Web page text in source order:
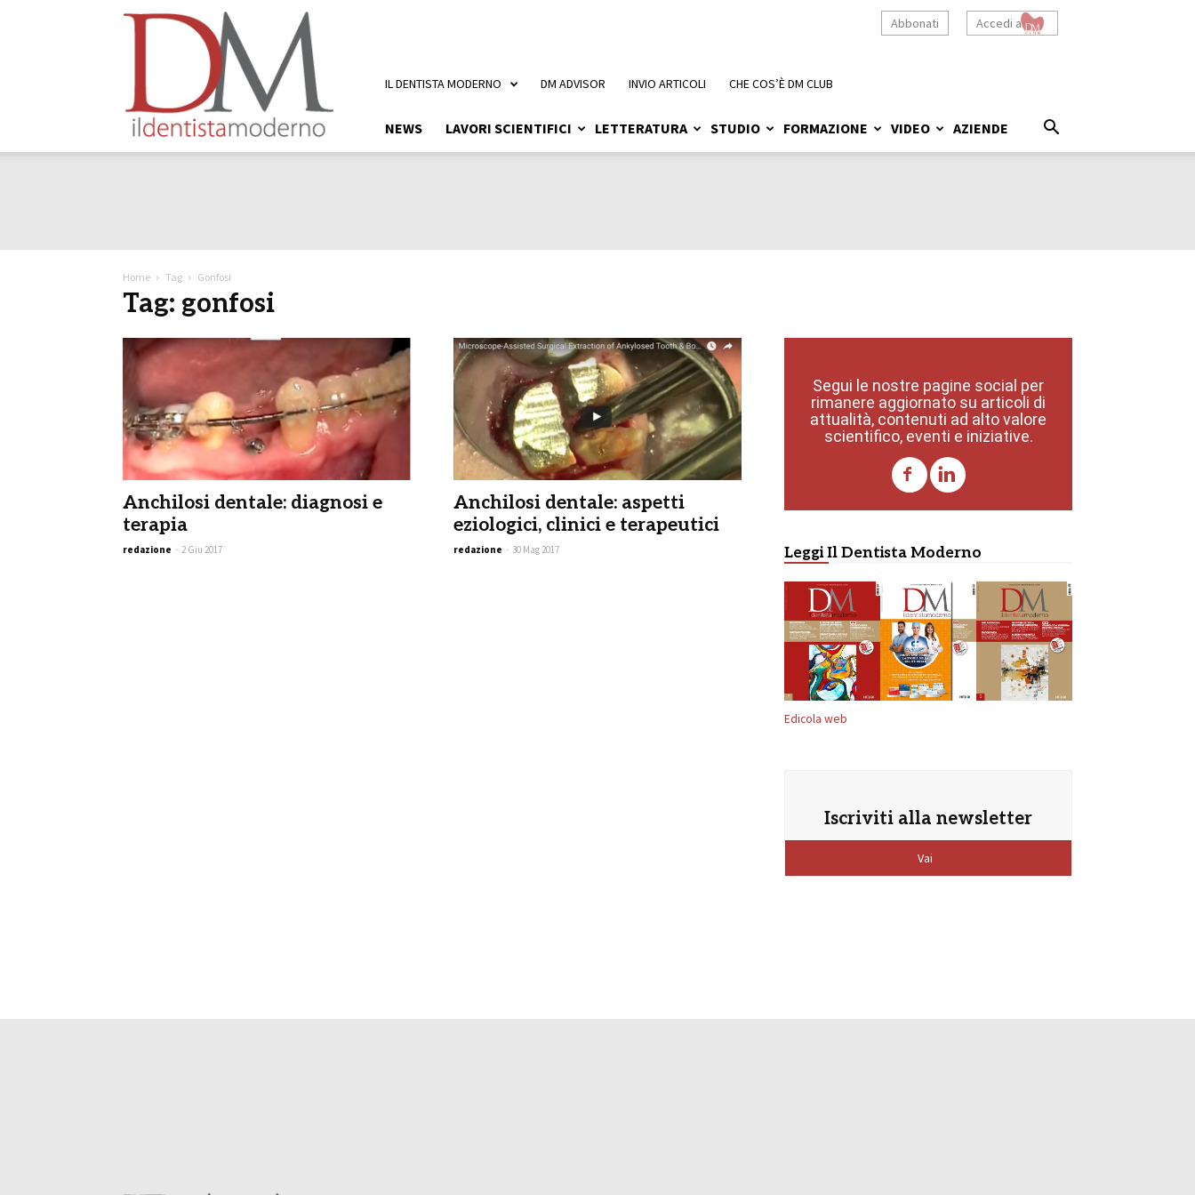
Accedi a
Abbonati
NEWS LAVORI SCIENTIFICI LETTERATURA STUDIO FORMAZIONE VIDEO AZIENDE
IL DENTISTA MODERNO DM ADVISOR INVIO ARTICOLI CHE COS’È DM CLUB
Home Tag Gonfosi
Tag: gonfosi
Anchilosi dentale: diagnosi e
terapia
redazione - 2 Giu 2017
Anchilosi dentale: aspetti
eziologici, clinici e terapeutici
redazione - 30 Mag 2017
Segui le nostre pagine social per
rimanere aggiornato su articoli di
attualità, contenuti ad alto valore
scientifico, eventi e iniziative.
Leggi Il Dentista Moderno
Edicola web
Iscriviti alla newsletter
Vai